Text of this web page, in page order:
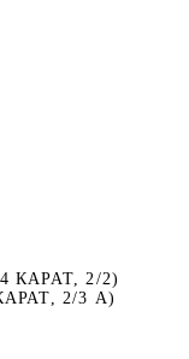
КАРАТ, 2/2)
2/3 А)